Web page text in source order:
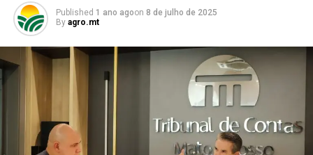
Published 1 ano agoon 8 de julho de 2025
By agro.mt